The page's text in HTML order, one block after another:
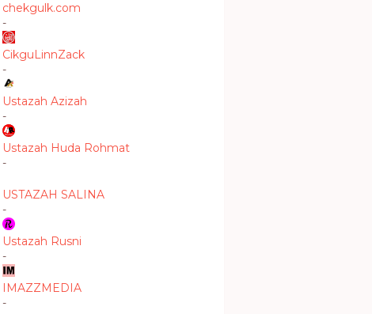
chekgulk.com
-
CikguLinnZack
-
Ustazah Azizah
-
Ustazah Huda Rohmat
-
USTAZAH SALINA
-
Ustazah Rusni
-
IMAZZMEDIA
-